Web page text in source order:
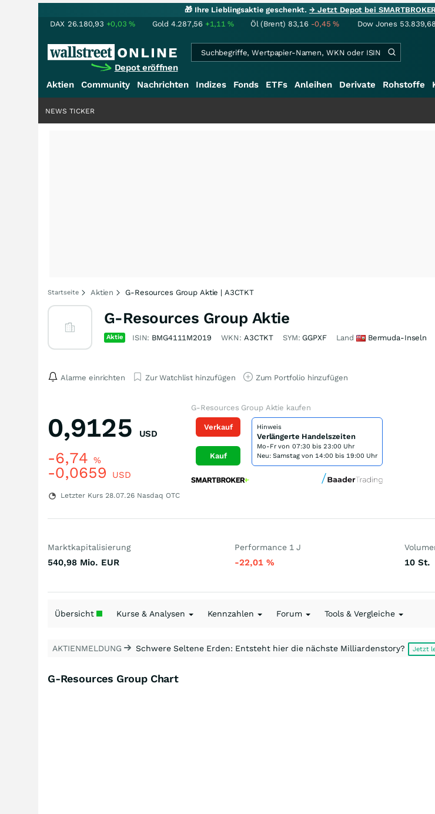
🎁 Ihre Lieblingsaktie geschenkt.→ Jetzt Depot bei
DAX 26.180,93 +0,03% Gold 4.287,56 +1,11% Öl (Brent) 83,16 -0,45% Dow Jones 53.839,68
Depot eröffnen
Aktien Community Nachrichten Indizes Fonds ETFs Anleihen Derivate Rohstoffe
NEWS TICKER
Startseite Aktien G-Resources Group Aktie | A3CTKT
G-Resources Group Aktie
Aktie ISIN: BMG4111M2019 WKN: A3CTKT SYM: GGPXF Land Bermuda-Inseln
Alarme einrichten Zur Watchlist hinzufügen Zum Portfolio hinzufügen
0,9125 USD
-6,74 %
-0,0659 USD
Letzter Kurs 28.07.26 Nasdaq OTC
G-Resources Group Aktie kaufen
Verkauf
Kauf
Hinweis
Verlängerte Handelszeiten
Mo-Fr von 07:30 bis 23:00 Uhr
Neu: Samstag von 14:00 bis 19:00 Uhr
Marktkapitalisierung
540,98 Mio. EUR
Performance 1 J
-22,01 % 10 St.
Übersicht Kurse & Analysen Kennzahlen Forum Tools & Vergleiche
AKTIENMELDUNG Schwere Seltene Erden: Entsteht hier die nächste Milliardenstory? Jetzt
G-Resources Group Chart